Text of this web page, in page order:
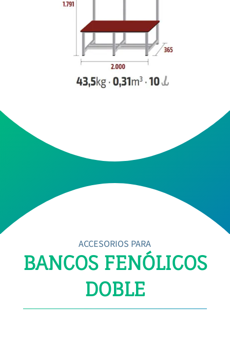
ACCESORIOS PARA
BANCOS FENÓLICOS
DOBLE